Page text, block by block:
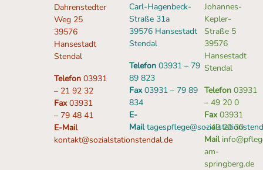
Dahrenstedter
Weg 25
39576
Hansestadt
Stendal
Telefon 03931
– 21 92 32
Fax 03931
– 79 48 41
E-Mail
kontakt@sozialstationstendal.de
Carl-Hagenbeck-
Straße 31a
39576 Hansestadt
Stendal
Telefon 03931 – 79
89 823
Fax 03931 – 79 89
834
E-
Mail
Johannes-
Kepler-
Straße 5
39576
Hansestadt
Stendal
Telefon 03931
– 49 20 0
Fax 03931
– 49 20 30
Mail
am-
springberg.de